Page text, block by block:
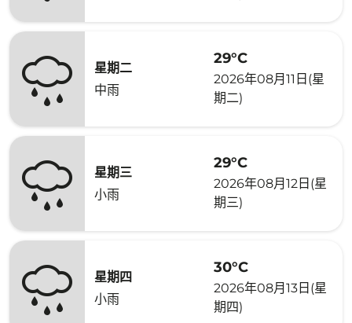
星期二
中雨
29°C
2026年08月11日(星
期二)
星期三
小雨
29°C
2026年08月12日(星
期三)
星期四
小雨
30°C
2026年08月13日(星
期四)